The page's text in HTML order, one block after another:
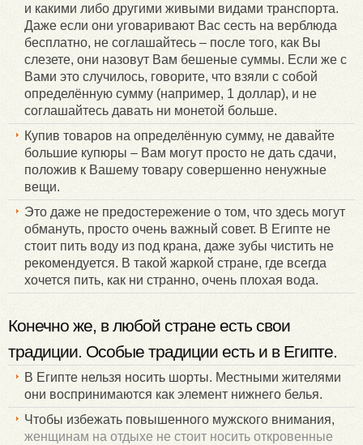
и какими либо другими живыми видами транспорта.
Даже если они уговаривают Вас сесть на верблюда
бесплатно, не соглашайтесь – после того, как Вы
слезете, они назовут Вам бешеные суммы. Если же с
Вами это случилось, говорите, что взяли с собой
определённую сумму (например, 1 доллар), и не
соглашайтесь давать ни монетой больше.
Купив товаров на определённую сумму, не давайте
большие купюры – Вам могут просто не дать сдачи,
положив к Вашему товару совершенно ненужные
вещи.
Это даже не предостережение о том, что здесь могут
обмануть, просто очень важный совет. В Египте не
стоит пить воду из под крана, даже зубы чистить не
рекомендуется. В такой жаркой стране, где всегда
хочется пить, как ни странно, очень плохая вода.
Конечно же, в любой стране есть свои
традиции. Особые традиции есть и в Египте.
В Египте нельзя носить шорты. Местными жителями
они воспринимаются как элемент нижнего белья.
Чтобы избежать повышенного мужского внимания,
женщинам на отдыхе не стоит носить откровенные